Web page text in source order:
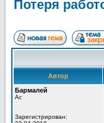
Потеря
Автор
Бармалей
Ас
Зарегистрирован: